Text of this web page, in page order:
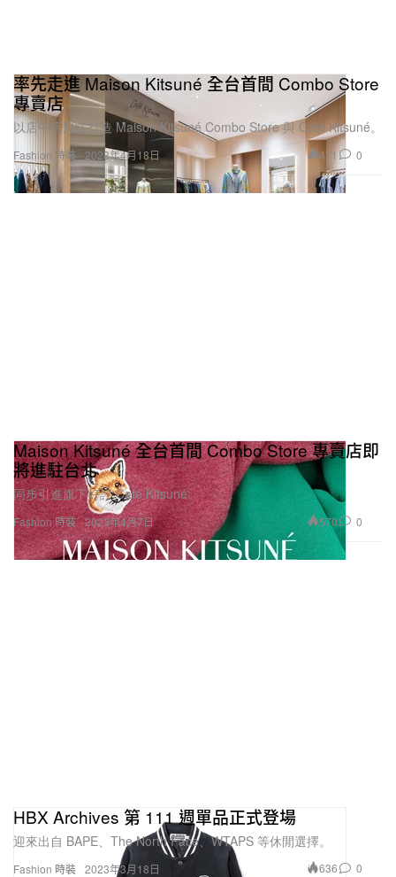
Fashion 時裝
率先走進 Maison Kitsuné 全台首間 Combo Store
專賣店
以店中店形式打造 Maison Kitsuné Combo Store 與 Café Kitsuné。
2023年4月18日 471 0
Fashion 時裝
Maison Kitsuné 全台首間 Combo Store 專賣店即
將進駐台北
同步引進旗下好評 Café Kitsuné。
2023年4月7日 570 0
Fashion 時裝
HBX Archives 第 111 週單品正式登場
迎來出自 BAPE、The North Face、WTAPS 等休閒選擇。
2023年3月18日 636 0